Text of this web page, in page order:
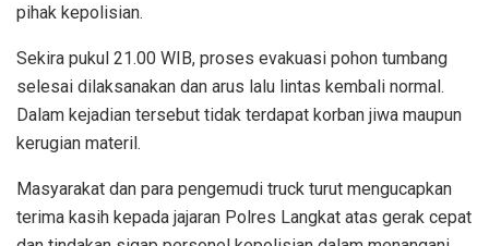
pihak kepolisian.
Sekira pukul 21.00 WIB, proses evakuasi pohon tumbang
selesai dilaksanakan dan arus lalu lintas kembali normal.
Dalam kejadian tersebut tidak terdapat korban jiwa maupun
kerugian materil.
Masyarakat dan para pengemudi truck turut mengucapkan
terima kasih kepada jajaran Polres Langkat atas gerak cepat